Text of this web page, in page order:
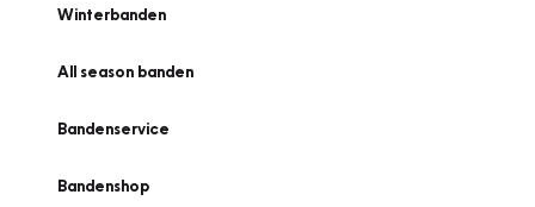
Winterbanden
All season banden
Bandenservice
Bandenshop